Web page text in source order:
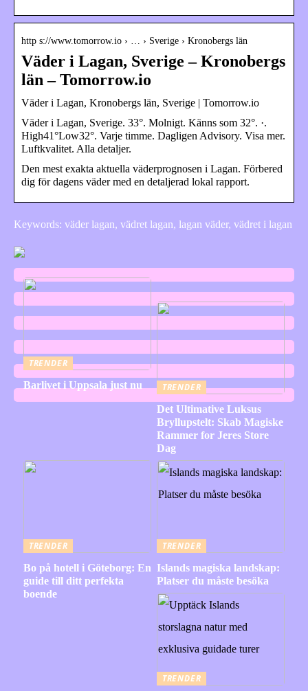
http s://www.tomorrow.io › … › Sverige › Kronobergs län
Väder i Lagan, Sverige – Kronobergs
län – Tomorrow.io
Väder i Lagan, Kronobergs län, Sverige | Tomorrow.io
Väder i Lagan, Sverige. 33°. Molnigt. Känns som 32°. ·.
High41°Low32°. Varje timme. Dagligen Advisory. Visa mer.
Luftkvalitet. Alla detaljer.
Den mest exakta aktuella väderprognosen i Lagan. Förbered
dig för dagens väder med en detaljerad lokal rapport.
Keywords: väder lagan, vädret lagan, lagan väder, vädret i lagan
TRENDER
Barlivet i Uppsala just nu
TRENDER
Det Ultimative Luksus
Bryllupstelt: Skab Magiske
Rammer for Jeres Store
Dag
TRENDER
Bo på hotell i Göteborg: En
guide till ditt perfekta
boende
TRENDER
Islands magiska landskap:
Platser du måste besöka
TRENDER